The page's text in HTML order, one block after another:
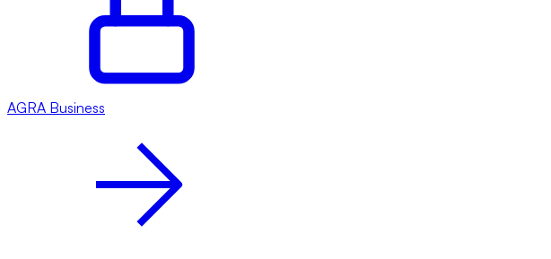
AGRA Business